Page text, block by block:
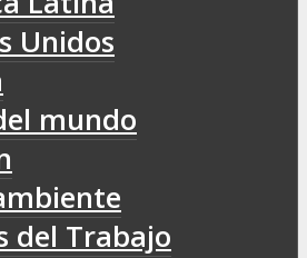
Unidos
mundo
del Trabajo